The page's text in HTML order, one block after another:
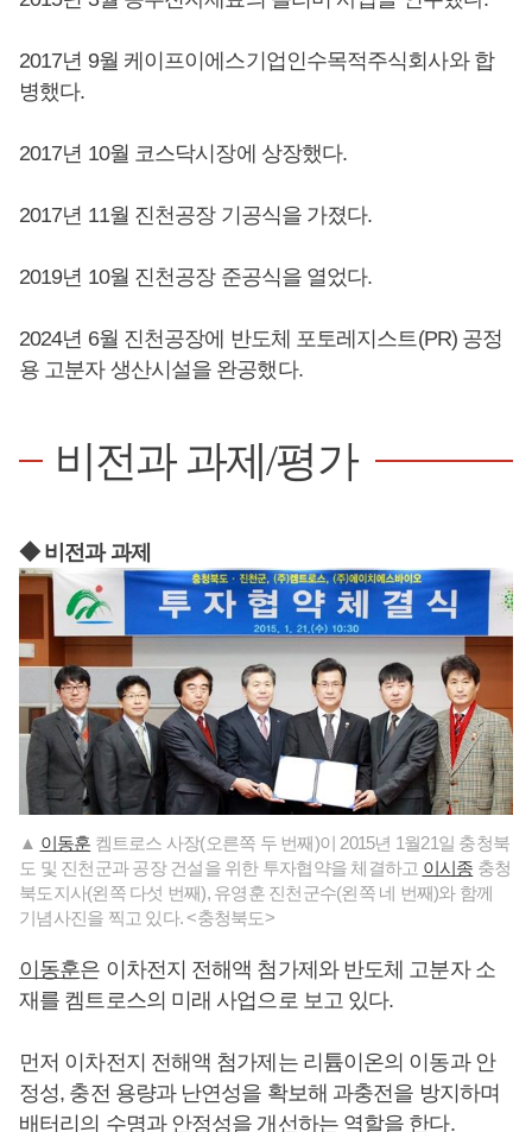
2017년 9월 케이프이에스기업인수목적주식회사와 합
병했다.
2017년 10월 코스닥시장에 상장했다.
2017년 11월 진천공장 기공식을 가졌다.
2019년 10월 진천공장 준공식을 열었다.
2024년 6월 진천공장에 반도체 포토레지스트(PR) 공정
용 고분자 생산시설을 완공했다.
비전과 과제/평가
◆ 비전과 과제
▲ 이동훈 켐트로스 사장(오른쪽 두 번째)이 2015년 1월21일 충청북
도 및 진천군과 공장 건설을 위한 투자협약을 체결하고 이시종 충청
북도지사(왼쪽 다섯 번째), 유영훈 진천군수(왼쪽 네 번째)와 함께
기념사진을 찍고 있다. <충청북도>
이동훈은 이차전지 전해액 첨가제와 반도체 고분자 소
재를 켐트로스의 미래 사업으로 보고 있다.
먼저 이차전지 전해액 첨가제는 리튬이온의 이동과 안
정성, 충전 용량과 난연성을 확보해 과충전을 방지하며
배터리의 수명과 안정성을 개선하는 역할을 한다.